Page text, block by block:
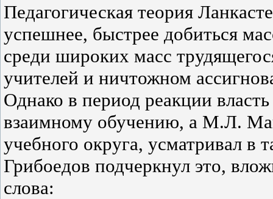
Педагогическая теория
успешнее, быстрее добиться
среди широких масс
учителей и ничтожном
Однако в период реакции
взаимному обучению, а М.Л.
учебного округа, усматривал в
Грибоедов подчеркнул это,
слова: